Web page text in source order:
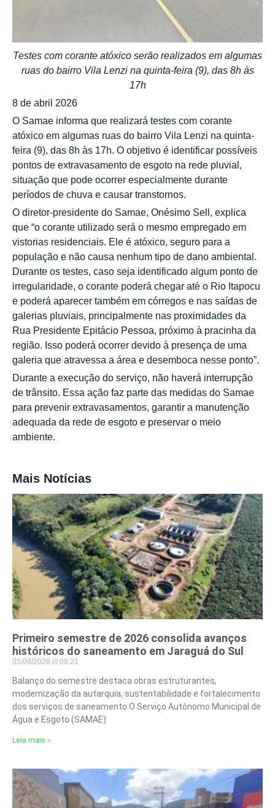
Testes com corante atóxico serão realizados em algumas
ruas do bairro Vila Lenzi na quinta-feira (9), das 8h às
17h
8 de abril 2026
O Samae informa que realizará testes com corante
atóxico em algumas ruas do bairro Vila Lenzi na quinta-
feira (9), das 8h às 17h. O objetivo é identificar possíveis
pontos de extravasamento de esgoto na rede pluvial,
situação que pode ocorrer especialmente durante
períodos de chuva e causar transtornos.
O diretor-presidente do Samae, Onésimo Sell, explica
que “o corante utilizado será o mesmo empregado em
vistorias residenciais. Ele é atóxico, seguro para a
população e não causa nenhum tipo de dano ambiental.
Durante os testes, caso seja identificado algum ponto de
irregularidade, o corante poderá chegar até o Rio Itapocu
e poderá aparecer também em córregos e nas saídas de
galerias pluviais, principalmente nas proximidades da
Rua Presidente Epitácio Pessoa, próximo à pracinha da
região. Isso poderá ocorrer devido à presença de uma
galeria que atravessa a área e desemboca nesse ponto”.
Durante a execução do serviço, não haverá interrupção
de trânsito. Essa ação faz parte das medidas do Samae
para prevenir extravasamentos, garantir a manutenção
adequada da rede de esgoto e preservar o meio
ambiente.
Mais Notícias
Primeiro semestre de 2026 consolida avanços
históricos do saneamento em Jaraguá do Sul
05/08/2026 08:21
Balanço do semestre destaca obras estruturantes,
modernização da autarquia, sustentabilidade e fortalecimento
dos serviços de saneamento O Serviço Autônomo Municipal de
Água e Esgoto (SAMAE)
Leia mais »